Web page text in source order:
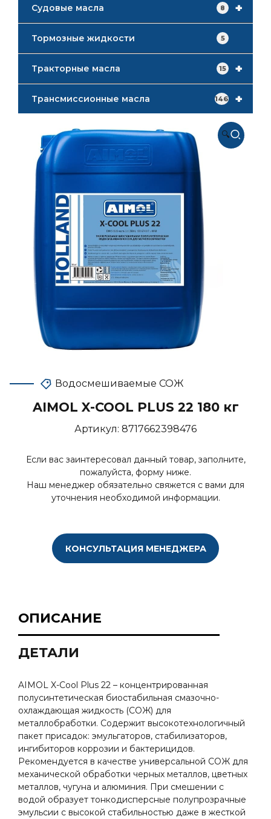
+
Судовые масла 8
Тормозные жидкости 5
+
Тракторные масла 15
+
Трансмиссионные масла 146
🔍
Водосмешиваемые СОЖ
AIMOL X-COOL PLUS 22 180 кг
Артикул: 8717662398476
Если вас заинтересовал данный товар, заполните,
пожалуйста, форму ниже.
Наш менеджер обязательно свяжется с вами для
уточнения необходимой информации.
КОНСУЛЬТАЦИЯ МЕНЕДЖЕРА
ОПИСАНИЕ
ДЕТАЛИ
AIMOL X-Cool Plus 22 – концентрированная
полусинтетическая биостабильная смазочно-
охлаждающая жидкость (СОЖ) для
металлобработки. Содержит высокотехнологичный
пакет присадок: эмульгаторов, стабилизаторов,
ингибиторов коррозии и бактерицидов.
Рекомендуется в качестве универсальной СОЖ для
механической обработки черных металлов, цветных
металлов, чугуна и алюминия. При смешении с
водой образует тонкодисперсные полупрозрачные
эмульсии с высокой стабильностью даже в жесткой